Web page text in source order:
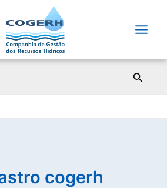
cogerh